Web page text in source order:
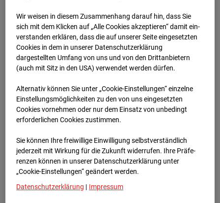
Archivdatum:01.12.2025 13:02,
Europe/Berlin
Wir weisen in diesem Zusammenhang darauf hin, dass Sie
sich mit dem Klicken auf „Alle Cookies akzeptieren“ damit ein­
ver­standen erklären, dass die auf unserer Seite eingesetzten
Cookies in dem in unserer Datenschutzerklärung
dargestellten Umfang von uns und von den Drittanbietern
(auch mit Sitz in den USA) verwendet werden dürfen.
Alternativ können Sie unter „Cookie-Einstellungen“ einzelne
Einstellungsmöglichkeiten zu den von uns eingesetzten
Cookies vornehmen oder nur dem Einsatz von unbedingt
erforderlichen Cookies zustimmen.
Sie können Ihre freiwillige Einwilligung selbstverständlich
jederzeit mit Wirkung für die Zukunft widerrufen. Ihre Prä­fe­
renzen können in unserer Datenschutzerklärung unter
„Cookie-Einstellungen“ geändert werden.
Datenschutzerklärung | Impressum